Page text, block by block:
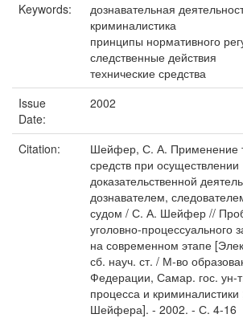
Keywords:
дознавательная
криминалистика
принципы нормативного
следственные действия
технические средства
Issue
Date:
2002
Citation:
Шейфер, С. А. Применение
средств при осуществлении
доказательственной
дознавателем,
судом / С. А. Шейфер //
уголовно-процессуального
на современном этапе
сб. науч. ст. / М-во
Федерации, Самар. гос. ун-
процесса и
Шейфера]. - 2002. - С. 4-16